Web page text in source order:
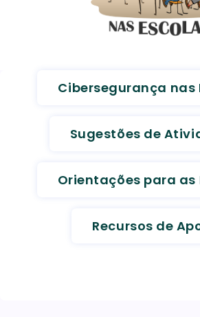
Cibersegurança nas
Sugestões de
Orientações para as
Recursos de